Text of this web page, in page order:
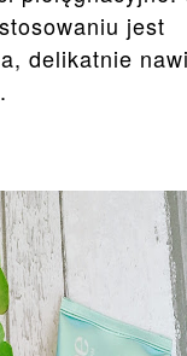
jest
delikatnie